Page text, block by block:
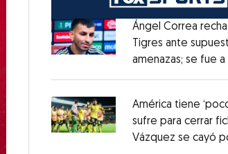
Opens in new window
Ángel Correa
Tigres ante
amenazas; se fue
Opens in new window
América tiene
sufre para cerrar
Vázquez se cayó